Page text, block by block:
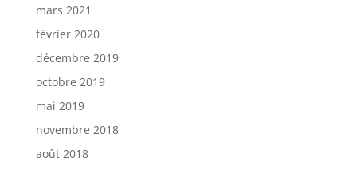
mars 2021
février 2020
décembre 2019
octobre 2019
mai 2019
novembre 2018
août 2018